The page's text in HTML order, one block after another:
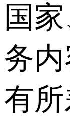
国
务
有